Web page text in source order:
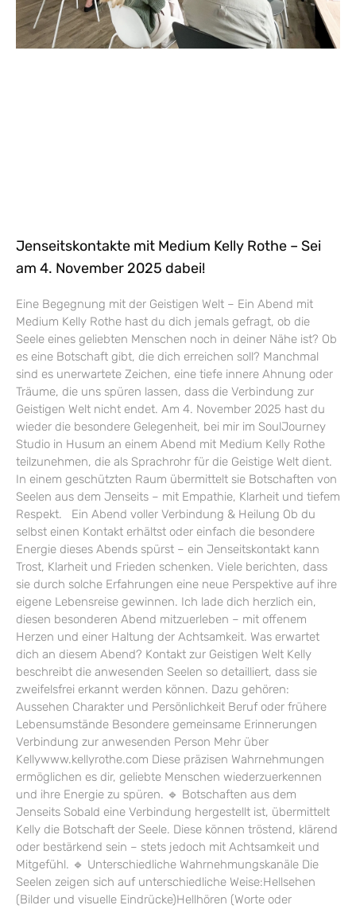
Jenseitskontakte mit Medium Kelly Rothe – Sei
am 4. November 2025 dabei!
Eine Begegnung mit der Geistigen Welt – Ein Abend mit
Medium Kelly Rothe hast du dich jemals gefragt, ob die
Seele eines geliebten Menschen noch in deiner Nähe ist? Ob
es eine Botschaft gibt, die dich erreichen soll? Manchmal
sind es unerwartete Zeichen, eine tiefe innere Ahnung oder
Träume, die uns spüren lassen, dass die Verbindung zur
Geistigen Welt nicht endet. Am 4. November 2025 hast du
wieder die besondere Gelegenheit, bei mir im SoulJourney
Studio in Husum an einem Abend mit Medium Kelly Rothe
teilzunehmen, die als Sprachrohr für die Geistige Welt dient.
In einem geschützten Raum übermittelt sie Botschaften von
Seelen aus dem Jenseits – mit Empathie, Klarheit und tiefem
Respekt. Ein Abend voller Verbindung & Heilung Ob du
selbst einen Kontakt erhältst oder einfach die besondere
Energie dieses Abends spürst – ein Jenseitskontakt kann
Trost, Klarheit und Frieden schenken. Viele berichten, dass
sie durch solche Erfahrungen eine neue Perspektive auf ihre
eigene Lebensreise gewinnen. Ich lade dich herzlich ein,
diesen besonderen Abend mitzuerleben – mit offenem
Herzen und einer Haltung der Achtsamkeit. Was erwartet
dich an diesem Abend? Kontakt zur Geistigen Welt Kelly
beschreibt die anwesenden Seelen so detailliert, dass sie
zweifelsfrei erkannt werden können. Dazu gehören:
Aussehen Charakter und Persönlichkeit Beruf oder frühere
Lebensumstände Besondere gemeinsame Erinnerungen
Verbindung zur anwesenden Person Mehr über
Kellywww.kellyrothe.com Diese präzisen Wahrnehmungen
ermöglichen es dir, geliebte Menschen wiederzuerkennen
und ihre Energie zu spüren. 🔹 Botschaften aus dem
Jenseits Sobald eine Verbindung hergestellt ist, übermittelt
Kelly die Botschaft der Seele. Diese können tröstend, klärend
oder bestärkend sein – stets jedoch mit Achtsamkeit und
Mitgefühl. 🔹 Unterschiedliche Wahrnehmungskanäle Die
Seelen zeigen sich auf unterschiedliche Weise:Hellsehen
(Bilder und visuelle Eindrücke)Hellhören (Worte oder